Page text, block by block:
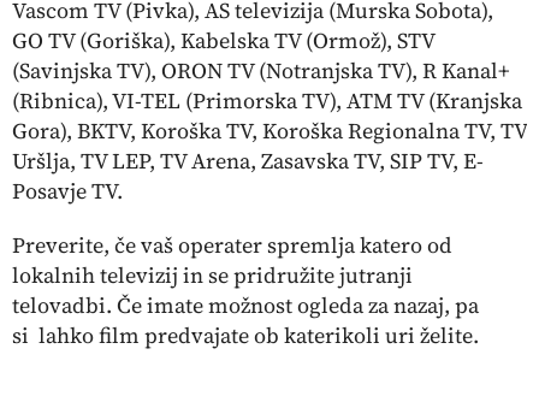
Vascom TV (Pivka), AS televizija (Murska Sobota),
GO TV (Goriška), Kabelska TV (Ormož), STV
(Savinjska TV), ORON TV (Notranjska TV), R Kanal+
(Ribnica), VI-TEL (Primorska TV), ATM TV (Kranjska
Gora), BKTV, Koroška TV, Koroška Regionalna TV, TV
Uršlja, TV LEP, TV Arena, Zasavska TV, SIP TV, E-
Posavje TV.
Preverite, če vaš operater spremlja katero od
lokalnih televizij in se pridružite jutranji
telovadbi. Če imate možnost ogleda za nazaj, pa
si lahko film predvajate ob katerikoli uri želite.